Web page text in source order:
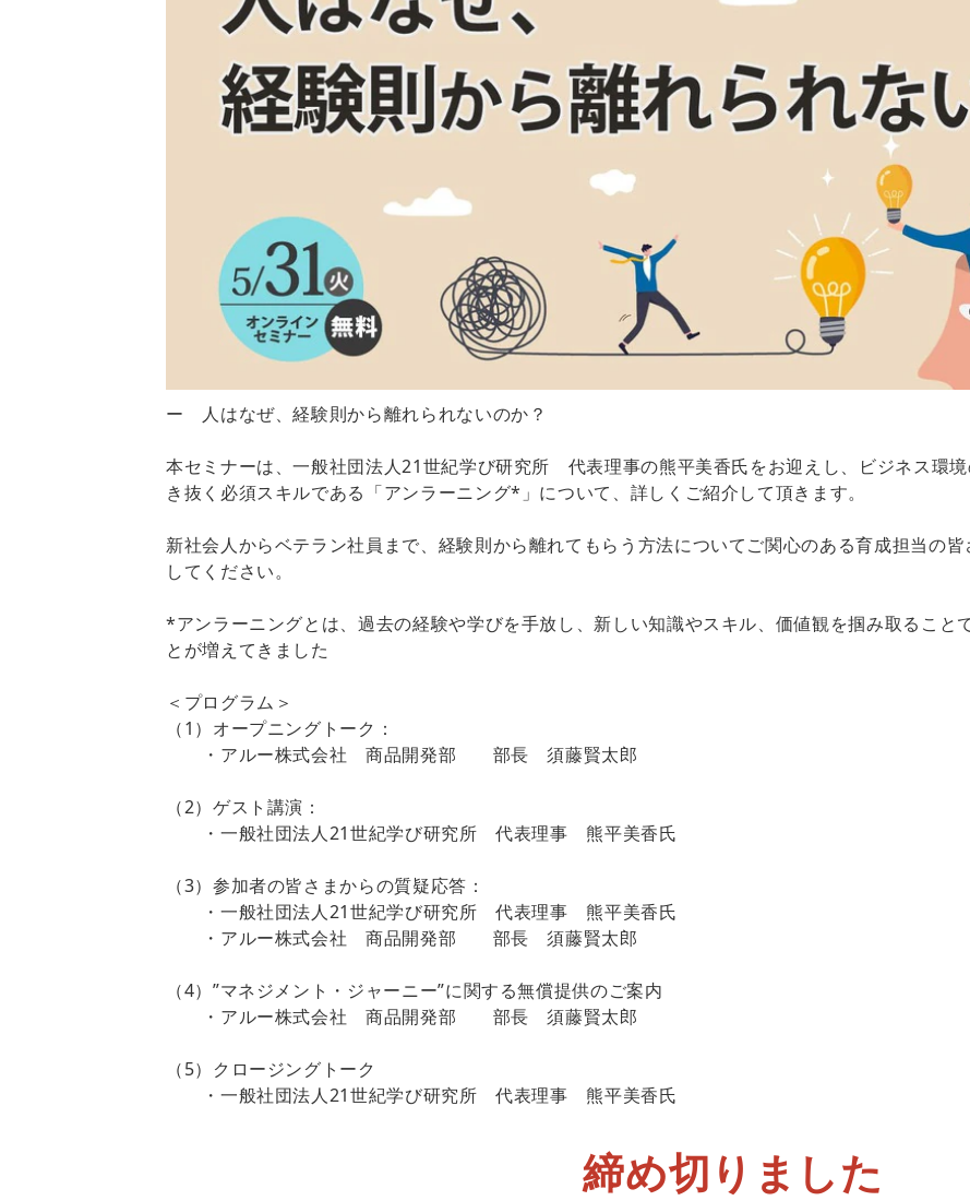
ー 人はなぜ、経験則から離れられないのか？
本セミナーは、一般社団法人21世紀学び研究所 代表理事の熊平美香氏をお迎えし、ビジネス環
き抜く必須スキルである「アンラーニング*」について、詳しくご紹介して頂きます。
新社会人からベテラン社員まで、経験則から離れてもらう方法についてご関心のある育成担当の
してください。
*アンラーニングとは、過去の経験や学びを手放し、新しい知識やスキル、価値観を掴み取ること
とが増えてきました
＜プログラム＞
（1）オープニングトーク：
・アルー株式会社 商品開発部 部長 須藤賢太郎
（2）ゲスト講演：
・一般社団法人21世紀学び研究所 代表理事 熊平美香氏
（3）参加者の皆さまからの質疑応答：
・一般社団法人21世紀学び研究所 代表理事 熊平美香氏
・アルー株式会社 商品開発部 部長 須藤賢太郎
（4）”マネジメント・ジャーニー”に関する無償提供のご案内
・アルー株式会社 商品開発部 部長 須藤賢太郎
（5）クロージングトーク
・一般社団法人21世紀学び研究所 代表理事 熊平美香氏
締め切りました